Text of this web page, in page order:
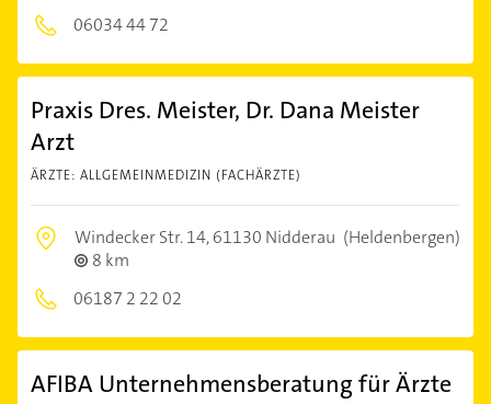
06034 44 72
Praxis Dres. Meister, Dr. Dana Meister
Arzt
ÄRZTE: ALLGEMEINMEDIZIN (FACHÄRZTE)
Windecker Str. 14,61130 Nidderau (Heldenbergen)
8 km
06187 2 22 02
AFIBA Unternehmensberatung für Ärzte